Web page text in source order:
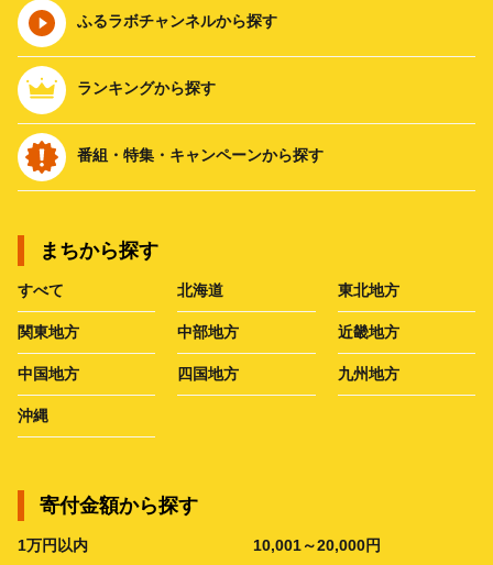
ふるラボチャンネルから探す
ランキングから探す
番組・特集・キャンペーンから探す
まちから探す
すべて 北海道 東北地方
関東地方 中部地方 近畿地方
中国地方 四国地方 九州地方
沖縄
寄付金額から探す
1万円以内 10,001～20,000円